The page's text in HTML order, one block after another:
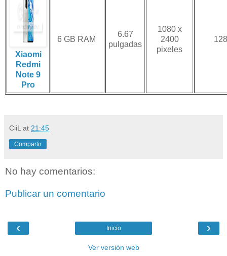
Xiaomi
Redmi
Note 9
Pro
6 GB RAM
6.67
pulgadas
1080 x
2400
pixeles
CiiL at 21:45
Compartir
No hay comentarios:
Publicar un comentario
‹ ›
Inicio
Ver versión web